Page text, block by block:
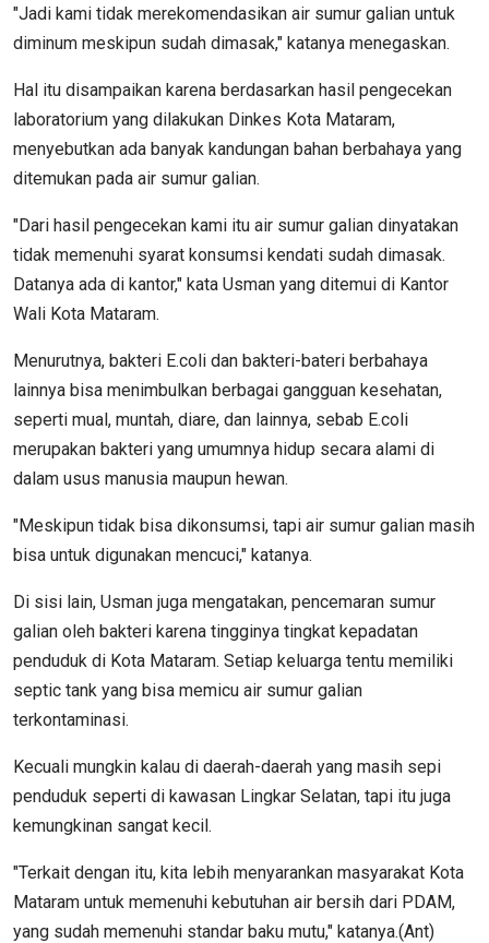
"Jadi kami tidak merekomendasikan air sumur galian untuk
diminum meskipun sudah dimasak," katanya menegaskan.
Hal itu disampaikan karena berdasarkan hasil pengecekan
laboratorium yang dilakukan Dinkes Kota Mataram,
menyebutkan ada banyak kandungan bahan berbahaya yang
ditemukan pada air sumur galian.
"Dari hasil pengecekan kami itu air sumur galian dinyatakan
tidak memenuhi syarat konsumsi kendati sudah dimasak.
Datanya ada di kantor," kata Usman yang ditemui di Kantor
Wali Kota Mataram.
Menurutnya, bakteri E.coli dan bakteri-bateri berbahaya
lainnya bisa menimbulkan berbagai gangguan kesehatan,
seperti mual, muntah, diare, dan lainnya, sebab E.coli
merupakan bakteri yang umumnya hidup secara alami di
dalam usus manusia maupun hewan.
"Meskipun tidak bisa dikonsumsi, tapi air sumur galian masih
bisa untuk digunakan mencuci," katanya.
Di sisi lain, Usman juga mengatakan, pencemaran sumur
galian oleh bakteri karena tingginya tingkat kepadatan
penduduk di Kota Mataram. Setiap keluarga tentu memiliki
septic tank yang bisa memicu air sumur galian
terkontaminasi.
Kecuali mungkin kalau di daerah-daerah yang masih sepi
penduduk seperti di kawasan Lingkar Selatan, tapi itu juga
kemungkinan sangat kecil.
"Terkait dengan itu, kita lebih menyarankan masyarakat Kota
Mataram untuk memenuhi kebutuhan air bersih dari PDAM,
yang sudah memenuhi standar baku mutu," katanya.(Ant)